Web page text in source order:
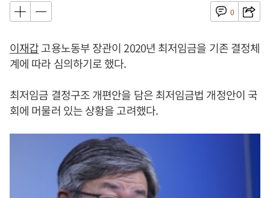
0
이재갑고용노동부 장관이 2020년 최저임금을 기존 결정체
계에 따라 심의하기로 했다.
최저임금 결정구조 개편안을 담은 최저임금법 개정안이 국
회에 머물러 있는 상황을 고려했다.